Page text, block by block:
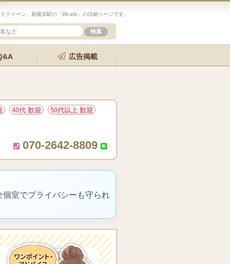
クイーン」新横浜駅の「姉cafe」の詳細ページです。
広告掲載
40代 歓迎 50代以上 歓迎
070-2642-8809
室でプライバシーも守られ